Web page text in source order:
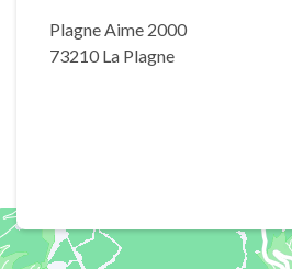
Plagne Aime 2000
73210 La Plagne